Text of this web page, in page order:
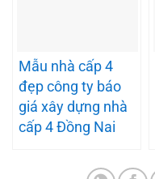
Mẫu nhà cấp 4
đẹp công ty báo
giá xây dựng nhà
cấp 4 Đồng Nai